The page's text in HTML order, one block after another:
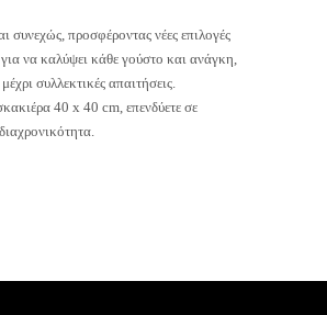
συνεχώς, προσφέροντας νέες επιλογές
να καλύψει κάθε γούστο και ανάγκη,
συλλεκτικές απαιτήσεις.
40 x 40 cm, επενδύετε σε